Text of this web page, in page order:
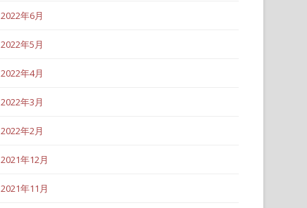
2022年6月
2022年5月
2022年4月
2022年3月
2022年2月
2021年12月
2021年11月